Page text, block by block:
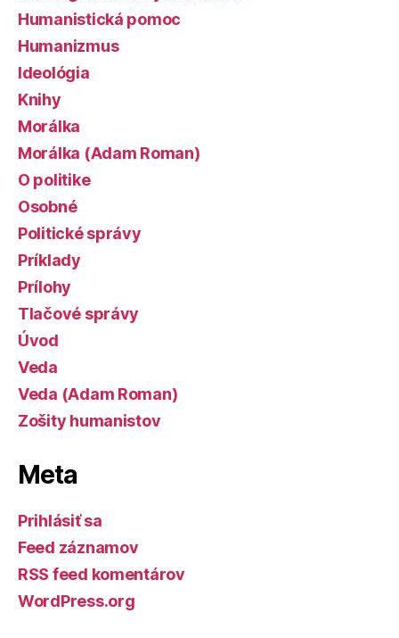
Humanistická pomoc
Humanizmus
Ideológia
Knihy
Morálka
Morálka (Adam Roman)
O politike
Osobné
Politické správy
Príklady
Prílohy
Tlačové správy
Úvod
Veda
Veda (Adam Roman)
Zošity humanistov
Meta
Prihlásiť sa
Feed záznamov
RSS feed komentárov
WordPress.org